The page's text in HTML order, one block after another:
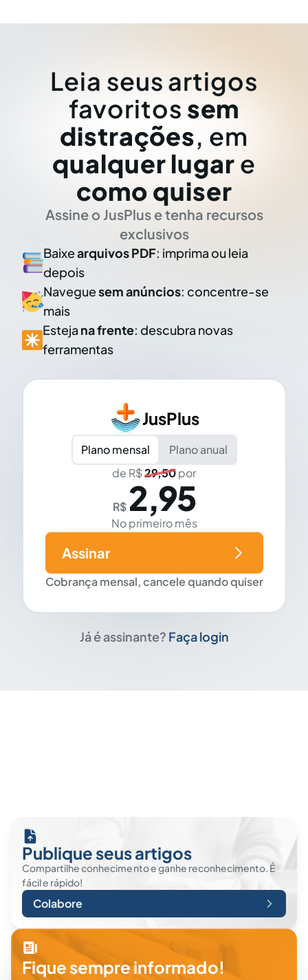
Leia seus artigos
favoritos sem
distrações, em
qualquer lugar e
como quiser
Assine o JusPlus e tenha recursos
exclusivos
Baixearquivos PDF: imprima ou leia
depois
Naveguesem anúncios: concentre-se
mais
Esteja na frente: descubra novas
ferramentas
JusPlus
Plano mensal
Plano anual
de R$29,50por
R$ 2,95
No primeiro mês
Cobrança mensal, cancele quando quiser
Assinar
Já é assinante? Faça login
Publique seus artigos
Compartilhe conhecimento e ganhe reconhecimento. É
fácil e rápido!
Colabore
Fique sempre informado!